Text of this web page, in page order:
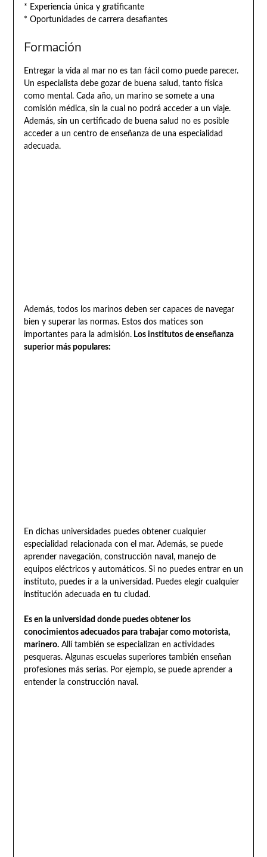
* Experiencia única y gratificante
* Oportunidades de carrera desafiantes
Formación
Entregar la vida al mar no es tan fácil como puede parecer.
Un especialista debe gozar de buena salud, tanto física
como mental. Cada año, un marino se somete a una
comisión médica, sin la cual no podrá acceder a un viaje.
Además, sin un certificado de buena salud no es posible
acceder a un centro de enseñanza de una especialidad
adecuada.
Además, todos los marinos deben ser capaces de navegar
bien y superar las normas. Estos dos matices son
importantes para la admisión.Los institutos de enseñanza
superior más populares:
En dichas universidades puedes obtener cualquier
especialidad relacionada con el mar. Además, se puede
aprender navegación, construcción naval, manejo de
equipos eléctricos y automáticos. Si no puedes entrar en un
instituto, puedes ir a la universidad. Puedes elegir cualquier
institución adecuada en tu ciudad.
Es en la universidad donde puedes obtener los
conocimientos adecuados para trabajar como motorista,
marinero.Allí también se especializan en actividades
pesqueras. Algunas escuelas superiores también enseñan
profesiones más serias. Por ejemplo, se puede aprender a
entender la construcción naval.